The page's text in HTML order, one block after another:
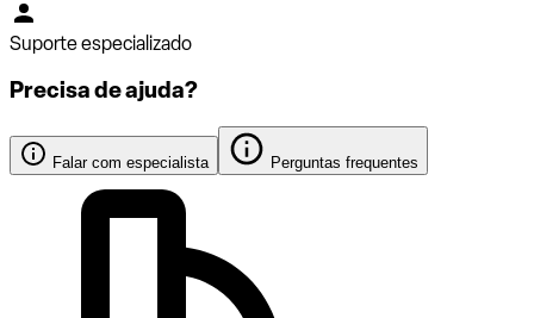
Suporte especializado
Precisa de ajuda?
Falar com especialista Perguntas frequentes